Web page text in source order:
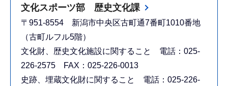
文化スポーツ部 歴史文化課
〒951-8554 新潟市中央区古町通7番町1010番地
（古町ルフル5階）
文化財、歴史文化施設に関すること 電話：025-
226-2575 FAX：025-226-0013
史跡、埋蔵文化財に関すること 電話：025-226-